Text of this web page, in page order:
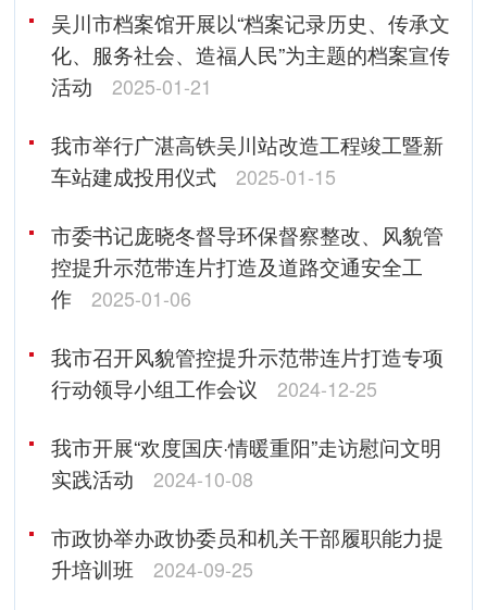
吴川市档案馆开展以“档案记录历史、传承文
化、服务社会、造福人民”为主题的档案宣传
活动
2025-01-21
我市举行广湛高铁吴川站改造工程竣工暨新
车站建成投用仪式
2025-01-15
市委书记庞晓冬督导环保督察整改、风貌管
控提升示范带连片打造及道路交通安全工
作
2025-01-06
我市召开风貌管控提升示范带连片打造专项
行动领导小组工作会议
2024-12-25
我市开展“欢度国庆·情暖重阳”走访慰问文明
实践活动
2024-10-08
市政协举办政协委员和机关干部履职能力提
升培训班
2024-09-25